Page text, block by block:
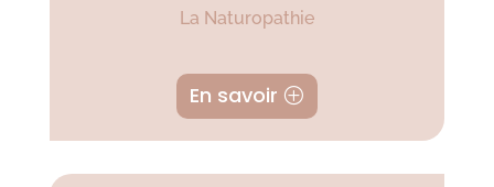
La Naturopathie
En savoir